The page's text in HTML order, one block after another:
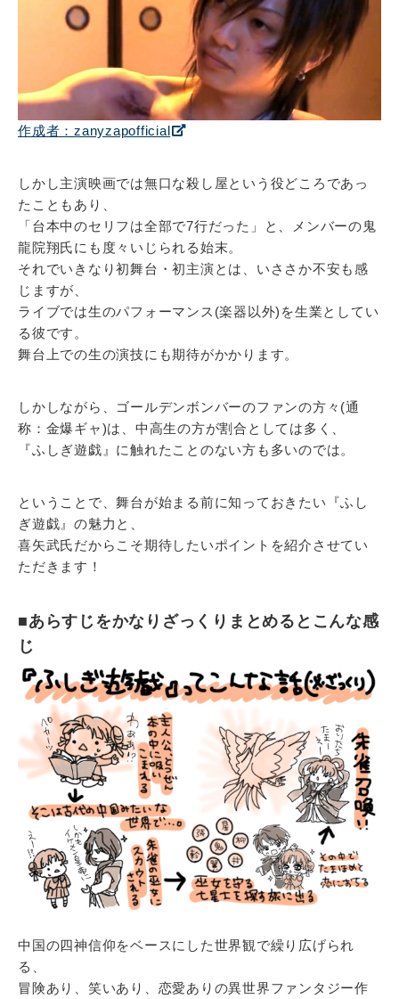
作成者：zanyzapofficial
しかし主演映画では無口な殺し屋という役どころであっ
たこともあり、
「台本中のセリフは全部で7行だった」と、メンバーの鬼
龍院翔氏にも度々いじられる始末。
それでいきなり初舞台・初主演とは、いささか不安も感
じますが、
ライブでは生のパフォーマンス(楽器以外)を生業としてい
る彼です。
舞台上での生の演技にも期待がかかります。
しかしながら、ゴールデンボンバーのファンの方々(通
称：金爆ギャ)は、中高生の方が割合としては多く、
『ふしぎ遊戯』に触れたことのない方も多いのでは。
ということで、舞台が始まる前に知っておきたい『ふし
ぎ遊戯』の魅力と、
喜矢武氏だからこそ期待したいポイントを紹介させてい
ただきます！
■あらすじをかなりざっくりまとめるとこんな感
じ
中国の四神信仰をベースにした世界観で繰り広げられ
る、
冒険あり、笑いあり、恋愛ありの異世界ファンタジー作